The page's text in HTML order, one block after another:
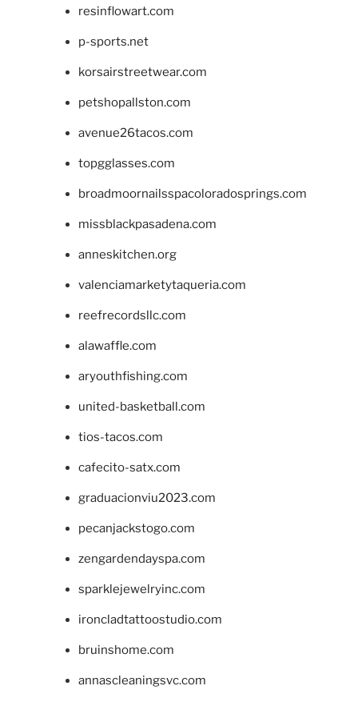
resinflowart.com
p-sports.net
korsairstreetwear.com
petshopallston.com
avenue26tacos.com
topgglasses.com
broadmoornailsspacoloradosprings.com
missblackpasadena.com
anneskitchen.org
valenciamarketytaqueria.com
reefrecordsllc.com
alawaffle.com
aryouthfishing.com
united-basketball.com
tios-tacos.com
cafecito-satx.com
graduacionviu2023.com
pecanjackstogo.com
zengardendayspa.com
sparklejewelryinc.com
ironcladtattoostudio.com
bruinshome.com
annascleaningsvc.com